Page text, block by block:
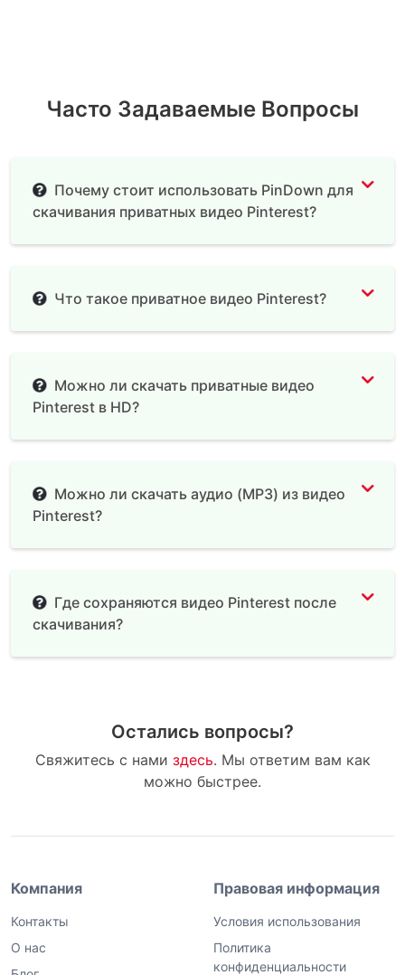
Часто Задаваемые Вопросы
Почему стоит использовать PinDown для
скачивания приватных видео Pinterest?
Что такое приватное видео Pinterest?
Можно ли скачать приватные видео
Pinterest в HD?
Можно ли скачать аудио (MP3) из видео
Pinterest?
Где сохраняются видео Pinterest после
скачивания?
Остались вопросы?
Свяжитесь с нами здесь. Мы ответим вам как
можно быстрее.
Компания
Контакты
О нас
Правовая информация
Условия использования
Политика
конфиденциальности